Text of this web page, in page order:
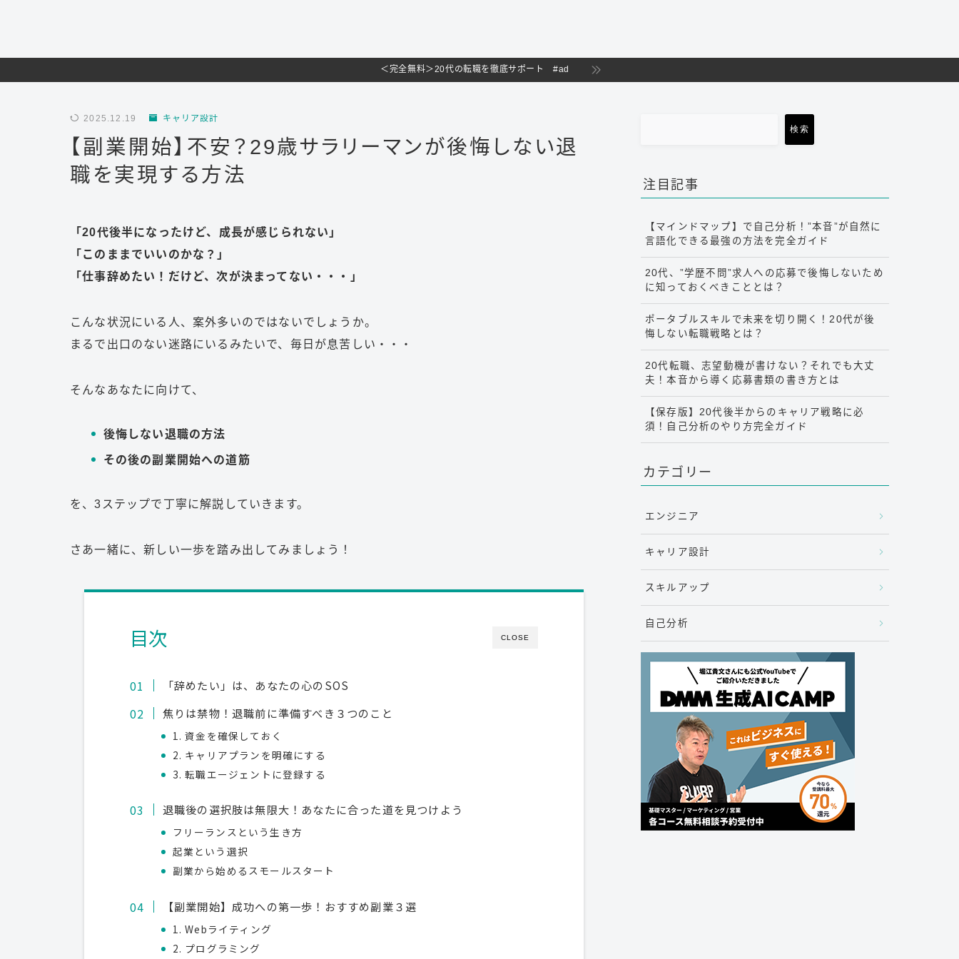
＜完全無料＞20代の転職を徹底サポート #ad
2025.12.19 キャリア設計
【副業開始】不安？29歳サラリーマンが後悔しない退
職を実現する方法
「20代後半になったけど、成長が感じられない」
「このままでいいのかな？」
「仕事辞めたい！だけど、次が決まってない・・・」
こんな状況にいる人、案外多いのではないでしょうか。
まるで出口のない迷路にいるみたいで、毎日が息苦しい・・・
そんなあなたに向けて、
後悔しない退職の方法
その後の副業開始への道筋
を、3ステップで丁寧に解説していきます。
さあ一緒に、新しい一歩を踏み出してみましょう！
CLOSE
目次
「辞めたい」は、あなたの心のSOS
焦りは禁物！退職前に準備すべき３つのこと
1. 資金を確保しておく
2. キャリアプランを明確にする
3. 転職エージェントに登録する
退職後の選択肢は無限大！あなたに合った道を見つけよう
フリーランスという生き方
起業という選択
副業から始めるスモールスタート
【副業開始】成功への第一歩！おすすめ副業３選
1. Webライティング
2. プログラミング
検索
注目記事
【マインドマップ】で自己分析！”本音”が自然に
言語化できる最強の方法を完全ガイド
20代、”学歴不問”求人への応募で後悔しないため
に知っておくべきこととは？
ポータブルスキルで未来を切り開く！20代が後
悔しない転職戦略とは？
20代転職、志望動機が書けない？それでも大丈
夫！本音から導く応募書類の書き方とは
【保存版】20代後半からのキャリア戦略に必
須！自己分析のやり方完全ガイド
カテゴリー
エンジニア
キャリア設計
スキルアップ
自己分析